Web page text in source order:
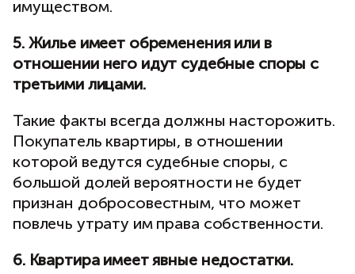
имуществом.
5. Жилье имеет обременения или в
отношении него идут судебные споры с
третьими лицами.
Такие факты всегда должны насторожить.
Покупатель квартиры, в отношении
которой ведутся судебные споры, с
большой долей вероятности не будет
признан добросовестным, что может
повлечь утрату им права собственности.
6. Квартира имеет явные недостатки.